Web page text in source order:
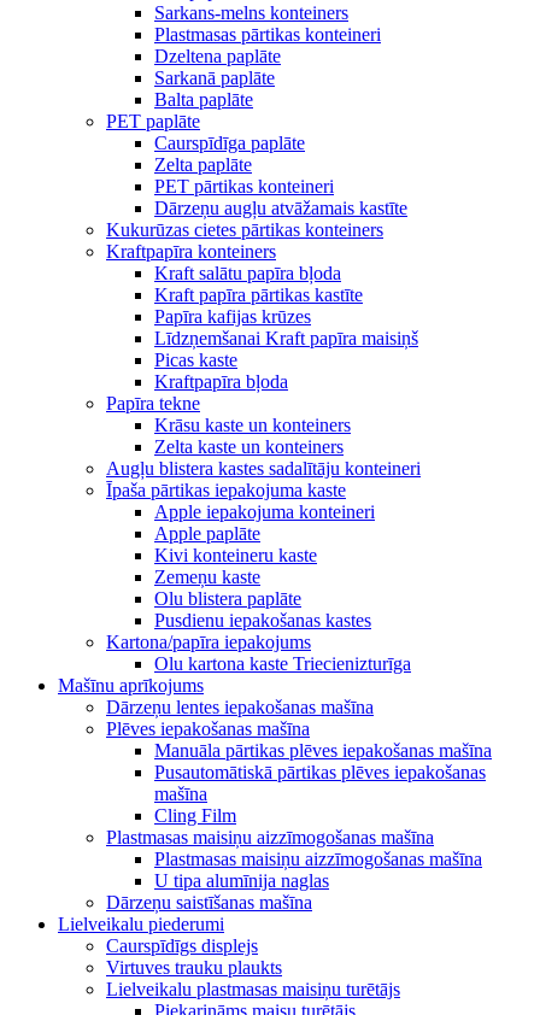
Sarkans-melns konteiners
Plastmasas pārtikas konteineri
Dzeltena paplāte
Sarkanā paplāte
Balta paplāte
PET paplāte
Caurspīdīga paplāte
Zelta paplāte
PET pārtikas konteineri
Dārzeņu augļu atvāžamais kastīte
Kukurūzas cietes pārtikas konteiners
Kraftpapīra konteiners
Kraft salātu papīra bļoda
Kraft papīra pārtikas kastīte
Papīra kafijas krūzes
Līdzņemšanai Kraft papīra maisiņš
Picas kaste
Kraftpapīra bļoda
Papīra tekne
Krāsu kaste un konteiners
Zelta kaste un konteiners
Augļu blistera kastes sadalītāju konteineri
Īpaša pārtikas iepakojuma kaste
Apple iepakojuma konteineri
Apple paplāte
Kivi konteineru kaste
Zemeņu kaste
Olu blistera paplāte
Pusdienu iepakošanas kastes
Kartona/papīra iepakojums
Olu kartona kaste Triecienizturīga
Mašīnu aprīkojums
Dārzeņu lentes iepakošanas mašīna
Plēves iepakošanas mašīna
Manuāla pārtikas plēves iepakošanas mašīna
Pusautomātiskā pārtikas plēves iepakošanas
mašīna
Cling Film
Plastmasas maisiņu aizzīmogošanas mašīna
Plastmasas maisiņu aizzīmogošanas mašīna
U tipa alumīnija naglas
Dārzeņu saistīšanas mašīna
Lielveikalu piederumi
Caurspīdīgs displejs
Virtuves trauku plaukts
Lielveikalu plastmasas maisiņu turētājs
Piekarināms maisu turētājs